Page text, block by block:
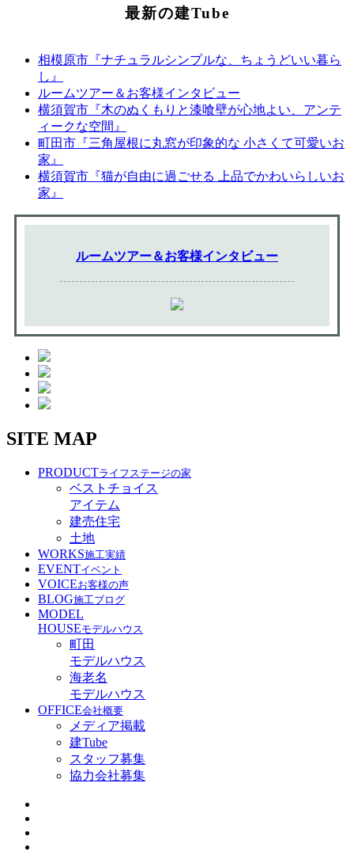
最新の建Tube
相模原市『ナチュラルシンプルな、ちょうどいい暮ら
し』
ルームツアー＆お客様インタビュー
横須賀市『木のぬくもりと漆喰壁が心地よい、アンテ
ィークな空間』
町田市『三角屋根に丸窓が印象的な 小さくて可愛いお
家』
横須賀市『猫が自由に過ごせる 上品でかわいらしいお
家』
ルームツアー＆お客様インタビュー
SITE MAP
PRODUCTライフステージの家
ベストチョイス
アイテム
建売住宅
土地
WORKS施工実績
EVENTイベント
VOICEお客様の声
BLOG施工ブログ
MODEL
HOUSEモデルハウス
町田
モデルハウス
海老名
モデルハウス
OFFICE会社概要
メディア掲載
建Tube
スタッフ募集
協力会社募集